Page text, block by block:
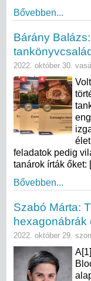
Bővebben...
Bárány
2022. október 30.
feladatok pedig
tanárok írták őket:
Bővebben...
Szabó Márta:
2022. október 29.